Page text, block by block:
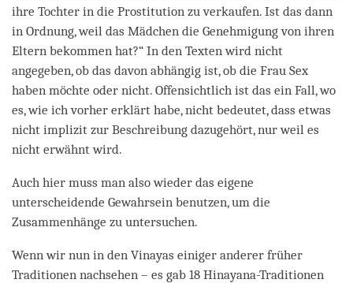
ihre Tochter in die Prostitution zu verkaufen. Ist das dann
in Ordnung, weil das Mädchen die Genehmigung von ihren
Eltern bekommen hat?“ In den Texten wird nicht
angegeben, ob das davon abhängig ist, ob die Frau Sex
haben möchte oder nicht. Offensichtlich ist das ein Fall, wo
es, wie ich vorher erklärt habe, nicht bedeutet, dass etwas
nicht implizit zur Beschreibung dazugehört, nur weil es
nicht erwähnt wird.
Auch hier muss man also wieder das eigene
unterscheidende Gewahrsein benutzen, um die
Zusammenhänge zu untersuchen.
Wenn wir nun in den Vinayas einiger anderer früher
Traditionen nachsehen – es gab 18 Hinayana-Traditionen